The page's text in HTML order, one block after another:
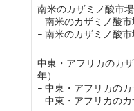
南米のカザミノ酸市
– 南米のカザミノ酸
– 南米のカザミノ酸
中東・アフリカのカ
年）
– 中東・アフリカの
– 中東・アフリカの